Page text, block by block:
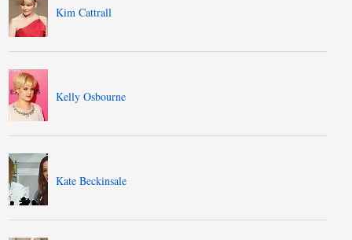
Kim Cattrall
Kelly Osbourne
Kate Beckinsale